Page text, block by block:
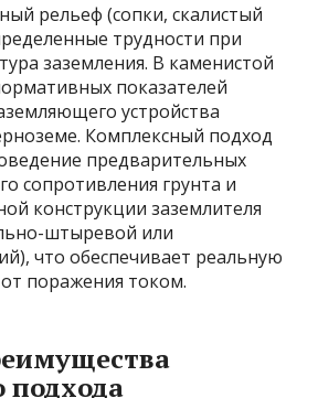
рельеф (сопки, скалистый
трудности при
заземления. В каменистой
показателей
устройства
Комплексный подход
предварительных
сопротивления грунта и
конструкции заземлителя
штыревой или
что обеспечивает реальную
поражения током.
подхода